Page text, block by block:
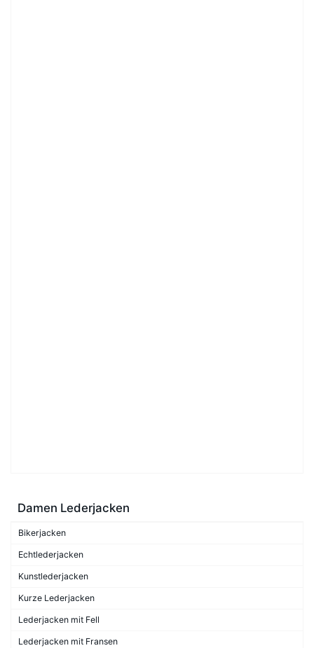
Damen Lederjacken
Bikerjacken
Echtlederjacken
Kunstlederjacken
Kurze Lederjacken
Lederjacken mit Fell
Lederjacken mit Fransen